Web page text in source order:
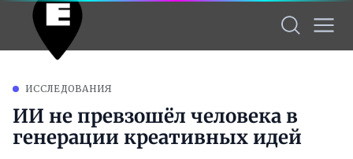
ИССЛЕДОВАНИЯ
ИИ не превзошёл человека в
генерации креативных идей